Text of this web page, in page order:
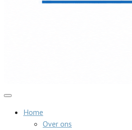
Home
Over ons